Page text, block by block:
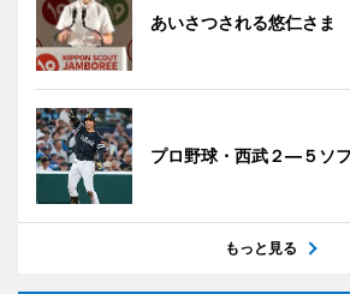
あいさつされる悠仁さま
プロ野球・西武２―５ソ
もっと見る